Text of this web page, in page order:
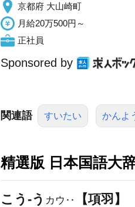
京都府 大山崎町
月給20万500円～
正社員
Sponsored by
関連語 すいたい かんよ
精選版 日本国語大
こう‐う カウ‥ 【項羽】